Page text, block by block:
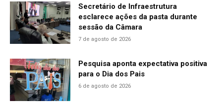
Secretário de Infraestrutura
esclarece ações da pasta durante
sessão da Câmara
7 de agosto de 2026
Pesquisa aponta expectativa positiva
para o Dia dos Pais
6 de agosto de 2026